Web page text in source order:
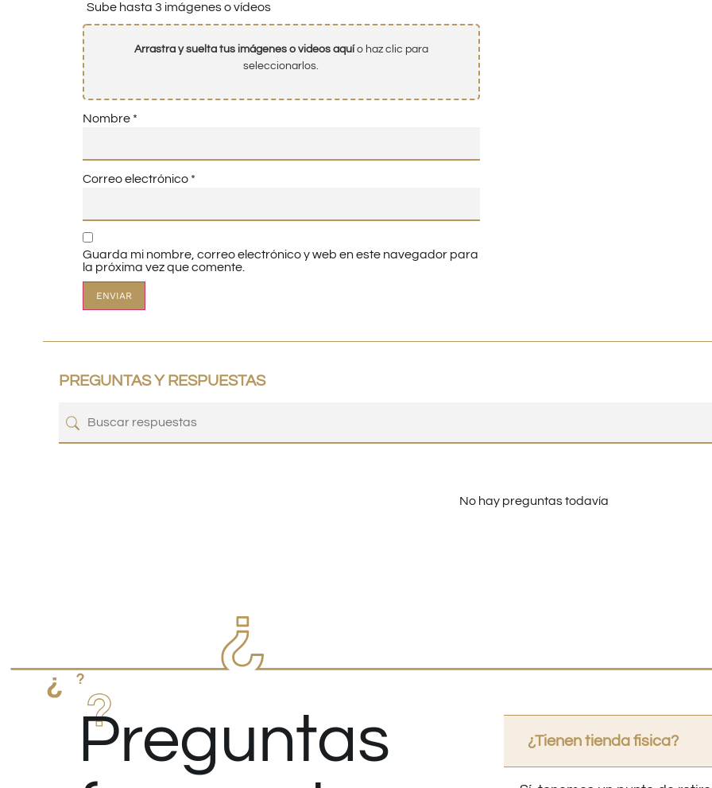
Sube hasta 3 imágenes o vídeos
Arrastra y suelta tus imágenes o videos aquío haz clic para
seleccionarlos.
Nombre *
Correo electrónico *
Guarda mi nombre, correo electrónico y web en este navegador para
la próxima vez que comente.
PREGUNTAS Y RESPUESTAS
No hay preguntas todavía
Preguntas
¿Tienen tienda fisica?